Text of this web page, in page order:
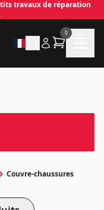
travaux de réparation
0
Couvre-chaussures